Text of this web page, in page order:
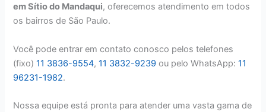
em Sítio do Mandaqui, oferecemos atendimento em todos
os bairros de São Paulo.
Você pode entrar em contato conosco pelos telefones
(fixo)11 3836-9554,11 3832-9239 ou pelo WhatsApp:11
96231-1982.
Nossa equipe está pronta para atender uma vasta gama de